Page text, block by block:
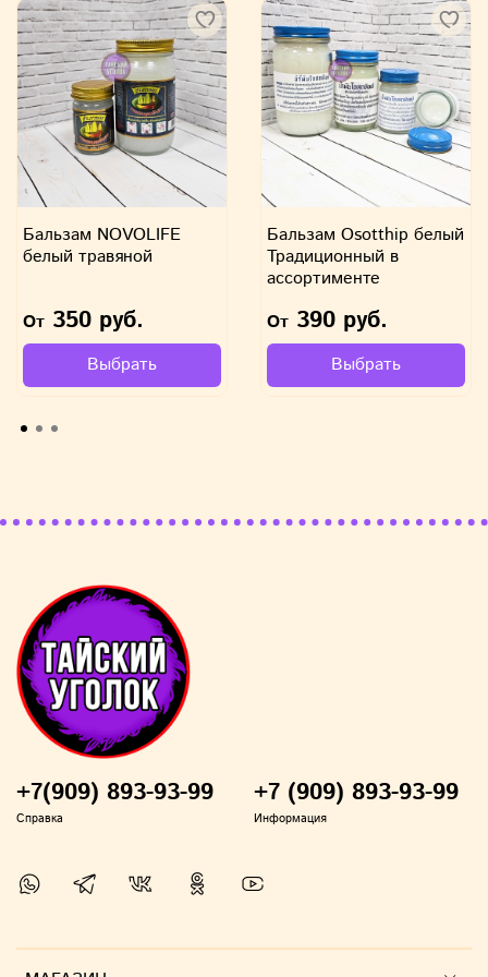
масла уберите при помощи бумажного или вафельного
полотенца, если не помогло, повторить процедуру еще
раз но не смывать водой!
Противопоказания:
Гиперчувствительность;
Недопустим контакт со слизистыми оболочками и
с глазами;
Не является лекарственным средством. Перед
применением проконсультироватся со специалистом.
ВНИМАНИЕ! Актуальные цены и наличие товаров
только в офлайн магазине и могут отличаться от тех,
что указаны на сайте. Во время заказа уточняется
наличие товаров и актуальная цена.
Бальзам NOVOLIFE
белый травяной
От350 руб.
Выбрать
Бальзам Osotthip белый
Традиционный в
ассортименте
От390 руб.
Выбрать
+7(909) 893-93-99
Справка
+7 (909) 893-93-99
Информация